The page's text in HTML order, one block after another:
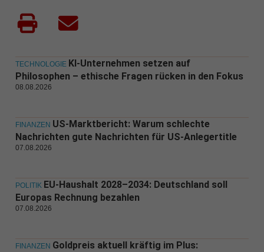
TECHNOLOGIE KI-Unternehmen setzen auf
Philosophen – ethische Fragen rücken in den Fokus
08.08.2026
FINANZEN US-Marktbericht: Warum schlechte
Nachrichten gute Nachrichten für US-Anlegertitle
07.08.2026
POLITIK EU-Haushalt 2028–2034: Deutschland soll
Europas Rechnung bezahlen
07.08.2026
FINANZEN Goldpreis aktuell kräftig im Plus: